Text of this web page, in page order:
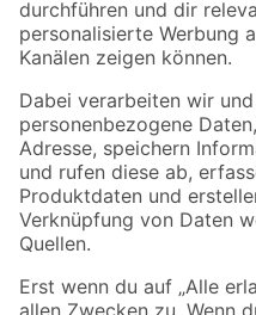
Folge uns
Zahlungsarten
Sicher einkaufen